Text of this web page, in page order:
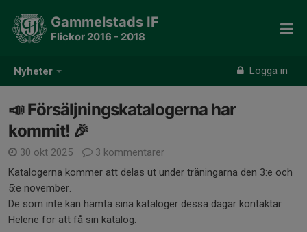
Nyheter Logga in
Gammelstads IF
Flickor 2016 - 2018
📣 Försäljningskatalogerna har
kommit! 🎉
30 okt 2025
3 kommentarer
Katalogerna kommer att delas ut under träningarna den 3:e och
5:e november.
De som inte kan hämta sina kataloger dessa dagar kontaktar
Helene för att få sin katalog.